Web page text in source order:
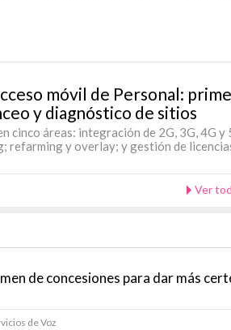
móvil de Personal:
y diagnóstico de sitios
cinco áreas: integración de 2G, 3G, 4G y
refarming y overlay; y gestión de
Ver
de concesiones para dar más
de Voz